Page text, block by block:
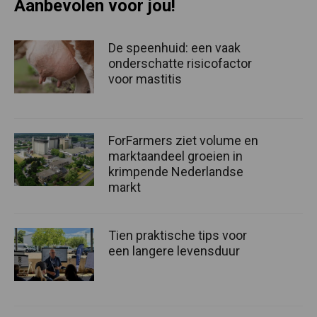
Aanbevolen voor jou!
De speenhuid: een vaak
onderschatte risicofactor
voor mastitis
ForFarmers ziet volume en
marktaandeel groeien in
krimpende Nederlandse
markt
Tien praktische tips voor
een langere levensduur